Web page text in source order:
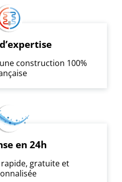
construction 100%
en 24h
gratuite et